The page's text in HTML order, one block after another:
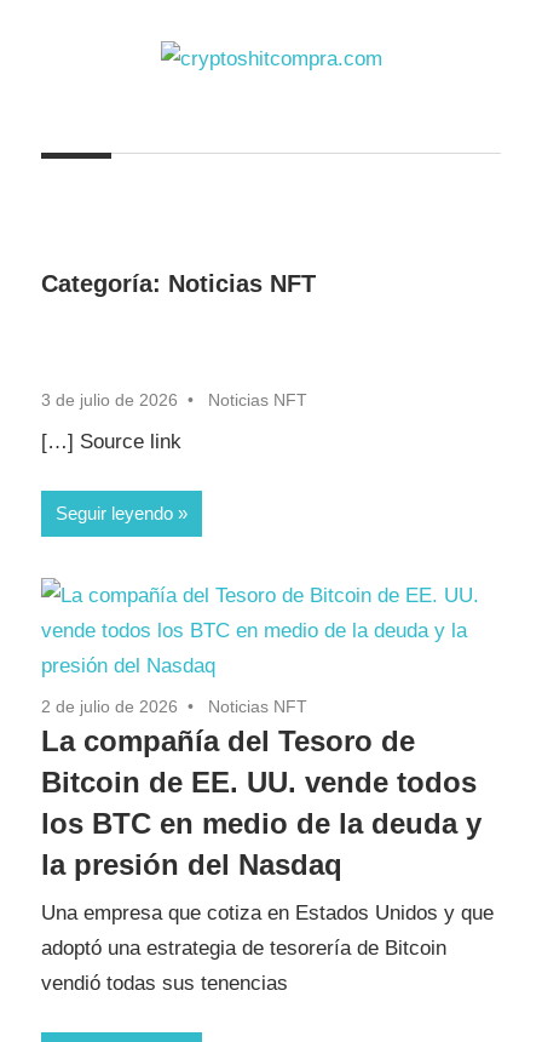
Categoría: Noticias NFT
3 de julio de 2026 Noticias NFT
[…] Source link
Seguir leyendo
2 de julio de 2026 Noticias NFT
La compañía del Tesoro de
Bitcoin de EE. UU. vende todos
los BTC en medio de la deuda y
la presión del Nasdaq
Una empresa que cotiza en Estados Unidos y que
adoptó una estrategia de tesorería de Bitcoin
vendió todas sus tenencias